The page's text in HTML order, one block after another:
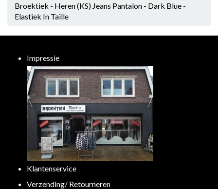
Broektiek - Heren (KS) Jeans Pantalon - Dark Blue -
Elastiek In Taille
Impressie
Klantenservice
Verzending/ Retourneren